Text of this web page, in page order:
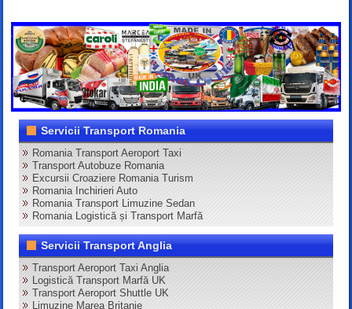
Servicii Transport Romania
Romania Transport Aeroport Taxi
Transport Autobuze Romania
Excursii Croaziere Romania Turism
Romania Inchirieri Auto
Romania Transport Limuzine Sedan
Romania Logistică și Transport Marfă
Servicii Transport Anglia
Transport Aeroport Taxi Anglia
Logistică Transport Marfă UK
Transport Aeroport Shuttle UK
Limuzine Marea Britanie